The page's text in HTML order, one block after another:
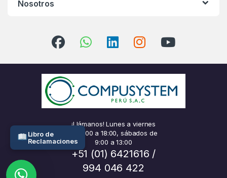
Nosotros
¡Llámanos! Lunes a viernes
de 9:00 a 18:00, sábados de
9:00 a 13:00
+51 (01) 6421616 /
994 046 422
Libro de
Reclamaciones